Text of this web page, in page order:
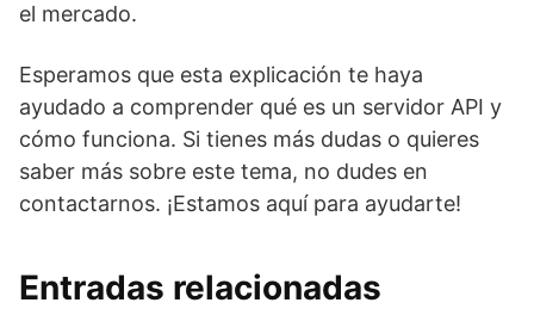
el mercado.
Esperamos que esta explicación te haya
ayudado a comprender qué es un servidor API y
cómo funciona. Si tienes más dudas o quieres
saber más sobre este tema, no dudes en
contactarnos. ¡Estamos aquí para ayudarte!
Entradas relacionadas